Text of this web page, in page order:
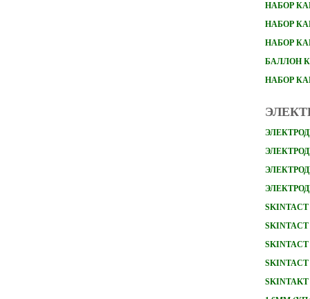
НАБОР
НАБОР
НАБОР
БАЛЛОН
НАБОР